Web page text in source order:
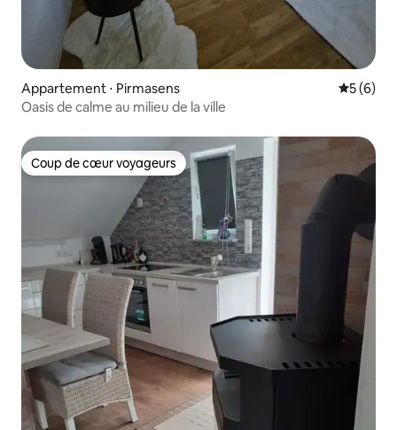
Appartement ⋅ Pirmasens
5 (6)
Oasis de calme au milieu de la ville
Coup de cœur voyageurs
Coup de cœur voyageurs